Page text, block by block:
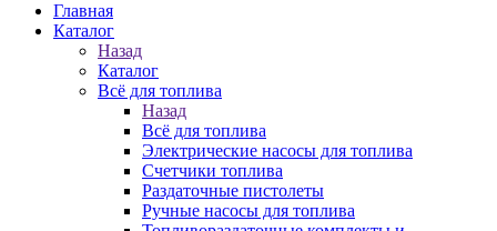
Главная
Каталог
Назад
Каталог
Всё для топлива
Назад
Всё для топлива
Электрические насосы для топлива
Счетчики топлива
Раздаточные пистолеты
Ручные насосы для топлива